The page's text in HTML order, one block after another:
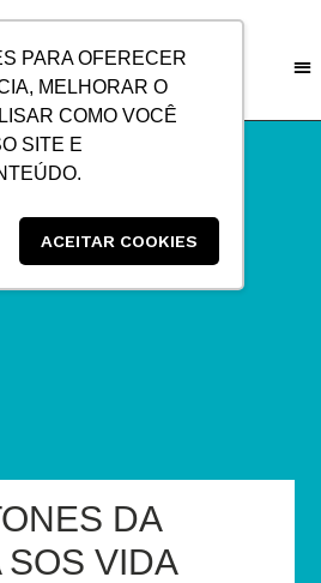
PARA OFERECER
MELHORAR O
COMO VOCÊ
SITE E
ACEITAR COOKIES
DA
SOS VIDA